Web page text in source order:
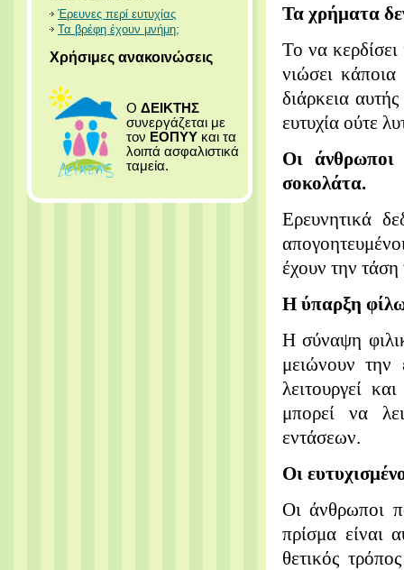
Έρευνες περί ευτυχίας
Τα βρέφη έχουν μνήμη;
Χρήσιμες ανακοινώσεις
Ο ΔΕΙΚΤΗΣ
συνεργάζεται με
τον ΕΟΠΥΥ και τα
λοιπά ασφαλιστικά
ταμεία.
Τα χρήματα
Το να
νιώσει κάποια
διάρκεια
ευτυχία ούτε
Οι άνθρωποι
σοκολάτα.
Ερευνητικά
έχουν την
Η ύπαρξη
Η σύναψη
μειώνουν την
λειτουργεί
μπορεί να
εντάσεων.
Οι
Οι άνθρωποι
πρίσμα είναι
θετικός